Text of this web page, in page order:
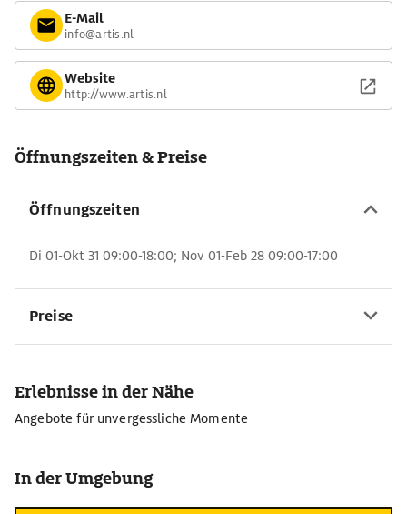
E-Mail
info@artis.nl
Website
http://www.artis.nl
Öffnungszeiten & Preise
Öffnungszeiten
Di 01-Okt 31 09:00-18:00; Nov 01-Feb 28 09:00-17:00
Preise
Erlebnisse in der Nähe
Angebote für unvergessliche Momente
In der Umgebung